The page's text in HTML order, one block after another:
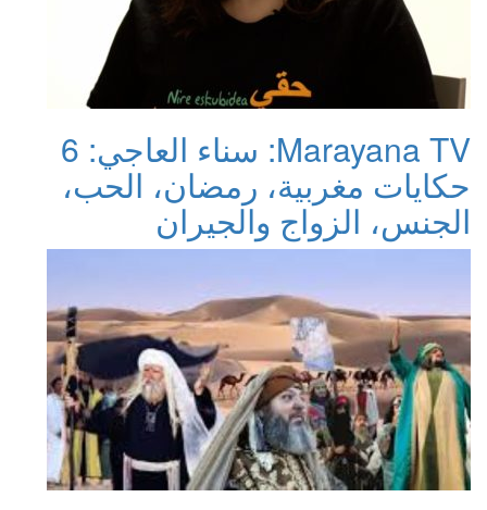
Marayana TV: سناء العاجي: 6
حكايات مغربية، رمضان، الحب،
الجنس، الزواج والجيران